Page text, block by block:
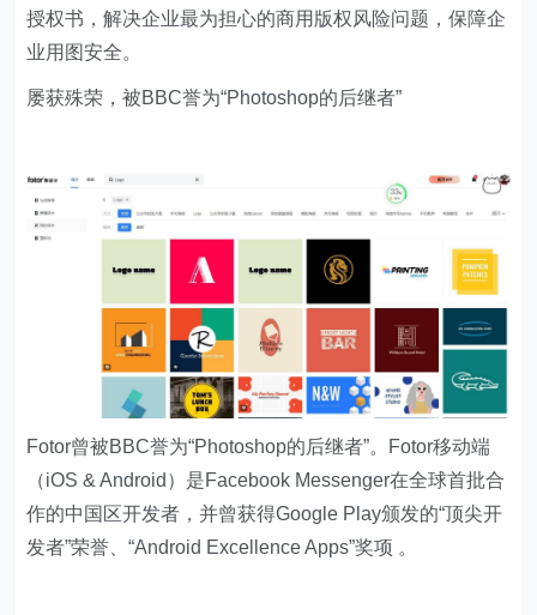
授权书，解决企业最为担心的商用版权风险问题，保障企
业用图安全。
屡获殊荣，被BBC誉为“Photoshop的后继者”
Fotor曾被BBC誉为“Photoshop的后继者”。Fotor移动端
（iOS & Android）是Facebook Messenger在全球首批合
作的中国区开发者，并曾获得Google Play颁发的“顶尖开
发者”荣誉、“Android Excellence Apps”奖项 。